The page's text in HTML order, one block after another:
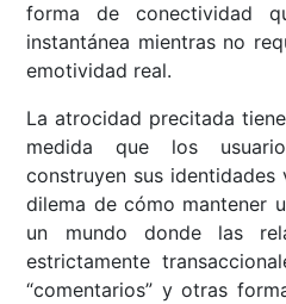
forma de conectividad
instantánea mientras no
emotividad real.
La atrocidad precitada
medida que los
construyen sus identidades
dilema de cómo mantener
un mundo donde las
estrictamente
“comentarios” y otras